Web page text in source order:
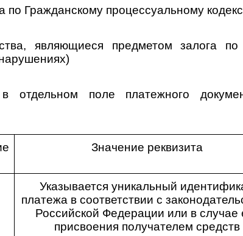
по Гражданскому процессуальному
являющиеся предметом залога
отдельном поле платежного
Значение реквизита
Указывается уникальный
платежа в соответствии с
Российской Федерации или в случае
присвоения получателем средств